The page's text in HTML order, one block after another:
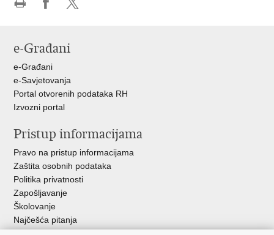
Facebooku
X-
e-Građani
e-Građani
e-Savjetovanja
Portal otvorenih podataka RH
Izvozni portal
Pristup informacijama
Pravo na pristup informacijama
Zaštita osobnih podataka
Politika privatnosti
Zapošljavanje
Školovanje
Najčešća pitanja